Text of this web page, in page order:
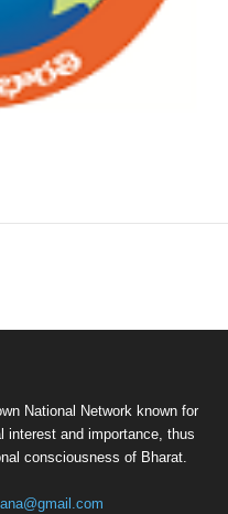
National Network known for
interest and importance, thus
consciousness of Bharat.